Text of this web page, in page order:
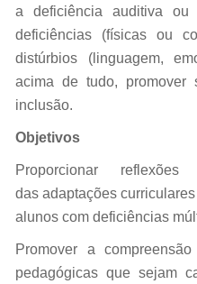
a deficiência auditiva ou
deficiências (físicas ou
distúrbios (linguagem,
acima de tudo, promover
inclusão.
Objetivos
Proporcionar
das adaptações
alunos com deficiências
Promover a
pedagógicas que sejam